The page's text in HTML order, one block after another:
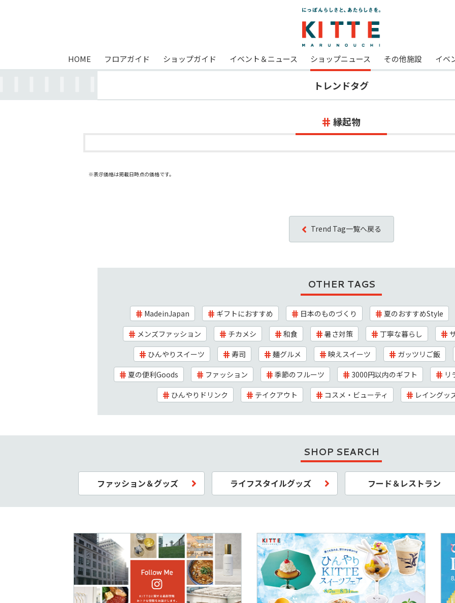
HOME フロアガイド ショップガイド イベント＆ニュース ショップニュース その他施設 イベ
トレンドタグ
縁起物
※表示価格は掲載日時点の価格です。
Trend Tag一覧へ戻る
OTHER TAGS
MadeinJapan ギフトにおすすめ 日本のものづくり
夏のおすすめStyle
メンズファッション
チカメシ 和食 暑さ対策 丁寧な暮らし
ひんやりスイーツ
寿司 麺グルメ 映えスイーツ
ガッツリご飯
夏の便利Goods
ファッション 季節のフルーツ 3000円以内のギフト
リ
ひんやりドリンク
テイクアウト コスメ・ビューティ レイングッ
SHOP SEARCH
ファッション＆グッズ ライフスタイルグッズ フード＆レストラン